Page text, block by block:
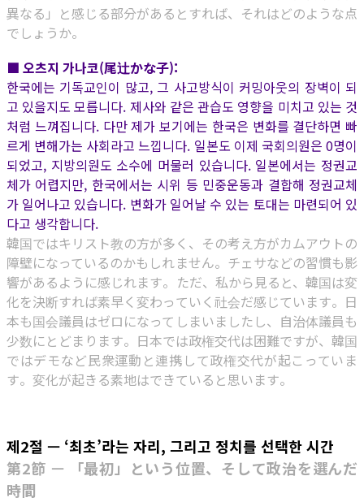
異なる」と感じる部分があるとすれば、それはどのような点
でしょうか。
■ 오츠지 가나코(尾辻かな子):
한국에는 기독교인이 많고, 그 사고방식이 커밍아웃의 장벽이 되
고 있을지도 모릅니다. 제사와 같은 관습도 영향을 미치고 있는 것
처럼 느껴집니다. 다만 제가 보기에는 한국은 변화를 결단하면 빠
르게 변해가는 사회라고 느낍니다. 일본도 이제 국회의원은 0명이
되었고, 지방의원도 소수에 머물러 있습니다. 일본에서는 정권교
체가 어렵지만, 한국에서는 시위 등 민중운동과 결합해 정권교체
가 일어나고 있습니다. 변화가 일어날 수 있는 토대는 마련되어 있
다고 생각합니다.
韓国ではキリスト教の方が多く、その考え方がカムアウトの
障壁になっているのかもしれません。チェサなどの習慣も影
響があるように感じれます。ただ、私から見ると、韓国は変
化を決断すれば素早く変わっていく社会だ感じています。日
本も国会議員はゼロになってしまいましたし、自治体議員も
少数にとどまります。日本では政権交代は困難ですが、韓国
ではデモなど民衆運動と連携して政権交代が起こっていま
す。変化が起きる素地はできていると思います。
제2절 — ‘최초’라는 자리, 그리고 정치를 선택한 시간
第2節 — 「最初」という位置、そして政治を選んだ
時間